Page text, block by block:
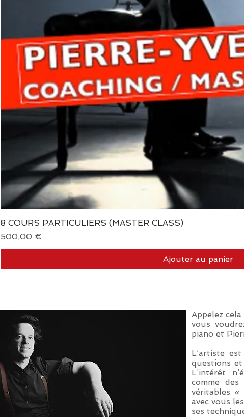
Aperçu rapide
8 COURS PARTICULIERS (MASTER CLASS)
Prix
500,00 €
Ajouter au panier
Appelez
vous
piano et
L’artiste
questions
L’intérêt
comme
véritables «
avec vous
ses